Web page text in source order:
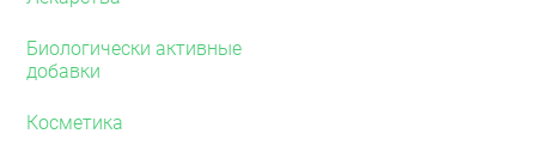
Биологически активные
добавки
Косметика